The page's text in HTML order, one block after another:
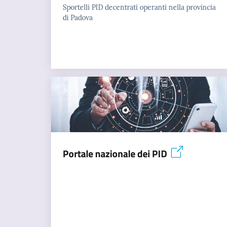
Sportelli PID decentrati operanti nella provincia
di Padova
Portale nazionale dei PID